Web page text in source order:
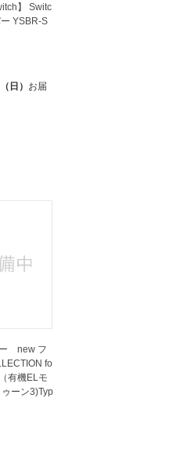
】 Switc
YSBR-S
日） お届
ー new フ
fo
有機ELモ
ーン3)Typ